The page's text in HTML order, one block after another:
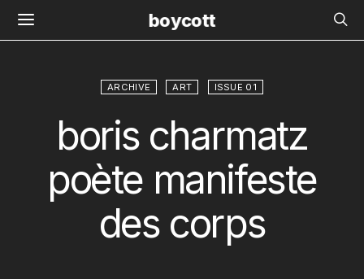
boycott
ARCHIVE ART ISSUE 01
boris charmatz
poète manifeste
des corps